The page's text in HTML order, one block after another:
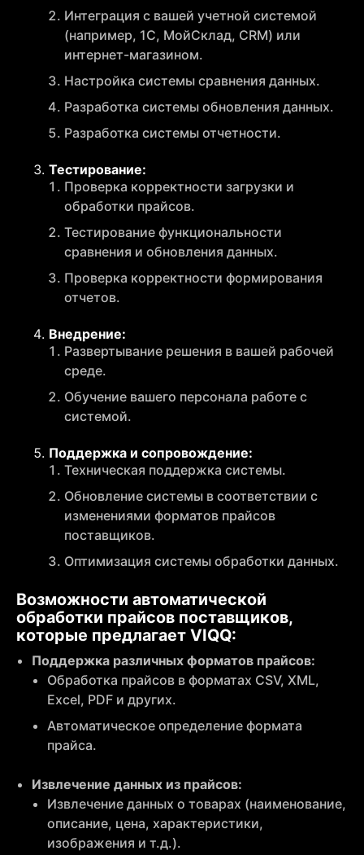
Интеграция с вашей учетной системой
(например, 1С, МойСклад, CRM) или
интернет-магазином.
Настройка системы сравнения данных.
Разработка системы обновления данных.
Разработка системы отчетности.
Тестирование:
Проверка корректности загрузки и
обработки прайсов.
Тестирование функциональности
сравнения и обновления данных.
Проверка корректности формирования
отчетов.
Внедрение:
Развертывание решения в вашей рабочей
среде.
Обучение вашего персонала работе с
системой.
Поддержка и сопровождение:
Техническая поддержка системы.
Обновление системы в соответствии с
изменениями форматов прайсов
поставщиков.
Оптимизация системы обработки данных.
Возможности автоматической
обработки прайсов поставщиков,
которые предлагает VIQQ:
Поддержка различных форматов прайсов:
Обработка прайсов в форматах CSV, XML,
Excel, PDF и других.
Автоматическое определение формата
прайса.
Извлечение данных из прайсов:
Извлечение данных о товарах (наименование,
описание, цена, характеристики,
изображения и т.д.).